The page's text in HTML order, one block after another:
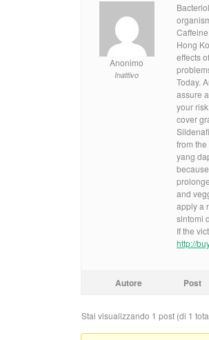
Anonimo
Inattivo
Hong
effects
Today.
assure
your
cover
from
yang
and
apply a
sintomi
If the
http://
Autore Post
Stai visualizzando 1 post (di 1